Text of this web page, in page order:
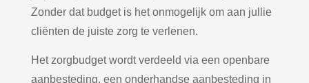
Zonder dat budget is het onmogelijk om aan jullie
cliënten de juiste zorg te verlenen.
Het zorgbudget wordt verdeeld via een openbare
aanbesteding, een onderhandse aanbesteding in